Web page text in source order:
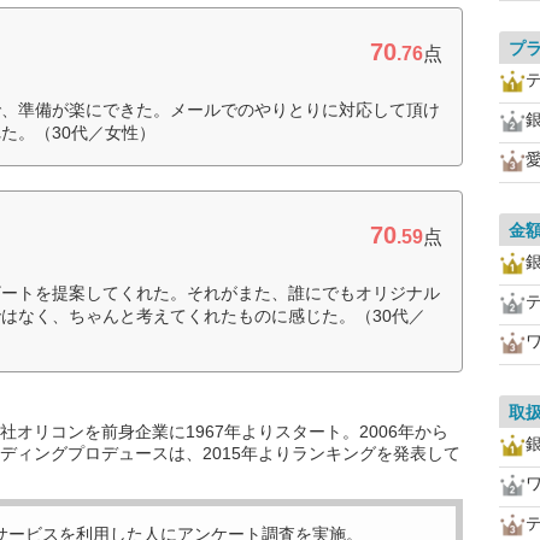
70.76点
準備が楽にできた。メールでのやりとりに対応して頂け
。（30代／女性）
70.59点
トを提案してくれた。それがまた、誰にでもオリジナル
なく、ちゃんと考えてくれたものに感じた。（30代／
オリコンを前身企業に1967年よりスタート。2006年から
ィングプロデュースは、2015年よりランキングを発表して
ービスを利用した 人にアンケート調査を実施。
プ
金
取